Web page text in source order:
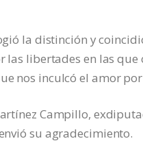
la distinción y
las libertades en las
nos inculcó el amor
Campillo,
su agradecimiento.